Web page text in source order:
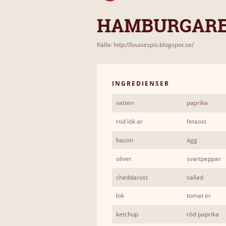
Källa: http://louisespis.blogspot.se/
INGREDIENSER
vatten paprika
röd lök ar fetaost
bacon ägg
oliver svartpeppar
cheddarost sallad
lök tomat er
ketchup röd paprika